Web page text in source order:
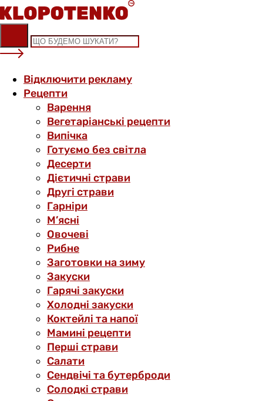
Skip
to
content
Відключити рекламу
Рецепти
Варення
Вегетаріанські рецепти
Випічка
Готуємо без світла
Десерти
Дієтичні страви
Другі страви
Гарніри
М’ясні
Овочеві
Рибне
Заготовки на зиму
Закуски
Гарячі закуски
Холодні закуски
Коктейлі та напої
Мамині рецепти
Перші страви
Салати
Сендвічі та бутерброди
Солодкі страви